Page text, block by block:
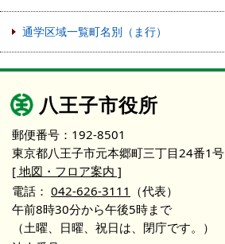
通学区域一覧町名別（ま行）
八王子市役所
郵便番号：192-8501
東京都八王子市元本郷町三丁目24番1号
[ 地図・フロア案内 ]
電話： 042-626-3111 （代表）
午前8時30分から午後5時まで
（土曜、日曜、祝日は、閉庁です。）